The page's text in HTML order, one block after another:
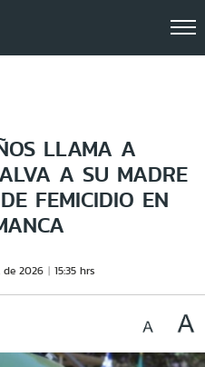
LLAMA A
A SU MADRE
FEMICIDIO EN
de 2026 15:35 hrs